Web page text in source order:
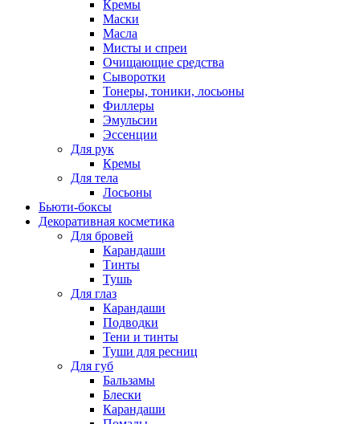
Кремы
Маски
Масла
Мисты и спреи
Очищающие средства
Сыворотки
Тонеры, тоники, лосьоны
Филлеры
Эмульсии
Эссенции
Для рук
Кремы
Для тела
Лосьоны
Бьюти-боксы
Декоративная косметика
Для бровей
Карандаши
Тинты
Тушь
Для глаз
Карандаши
Подводки
Тени и тинты
Туши для ресниц
Для губ
Бальзамы
Блески
Карандаши